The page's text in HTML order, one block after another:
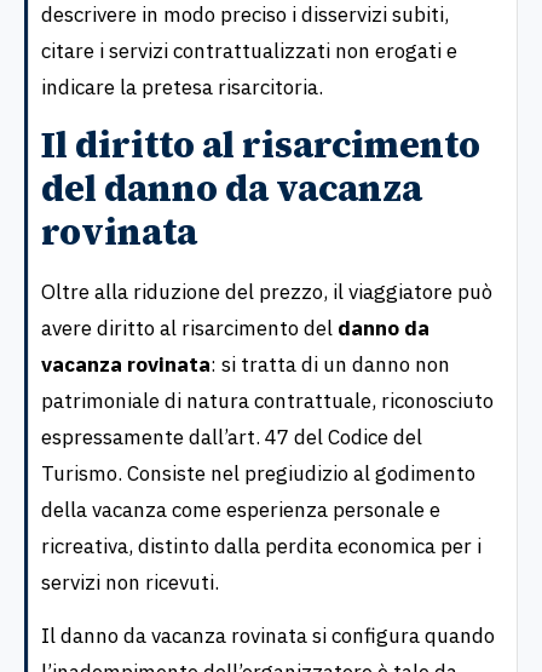
descrivere in modo preciso i disservizi subiti,
citare i servizi contrattualizzati non erogati e
indicare la pretesa risarcitoria.
Il diritto al risarcimento
del danno da vacanza
rovinata
Oltre alla riduzione del prezzo, il viaggiatore può
avere diritto al risarcimento del danno da
vacanza rovinata: si tratta di un danno non
patrimoniale di natura contrattuale, riconosciuto
espressamente dall’art. 47 del Codice del
Turismo. Consiste nel pregiudizio al godimento
della vacanza come esperienza personale e
ricreativa, distinto dalla perdita economica per i
servizi non ricevuti.
Il danno da vacanza rovinata si configura quando